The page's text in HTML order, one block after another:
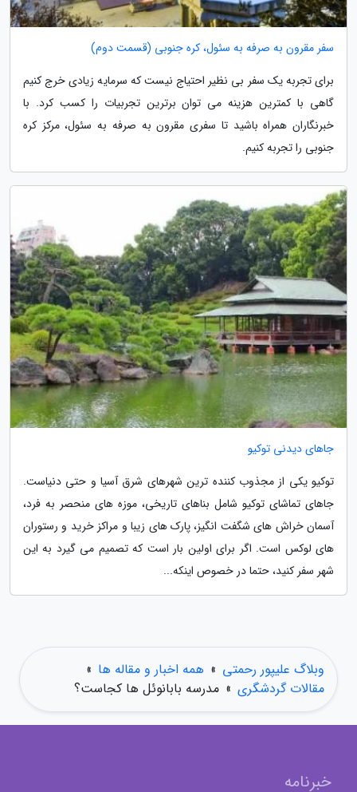
سفر مقرون به صرفه به سئول، کره جنوبی (قسمت دوم)
برای تجربه یک سفر بی نظیر احتیاج نیست که سرمایه زیادی خرج کنیم
گاهی با کمترین هزینه می توان برترین تجربیات را کسب کرد. با
خبرنگاران همراه باشید تا سفری مقرون به صرفه به سئول، مرکز کره
جنوبی را تجربه کنیم.
جاهای دیدنی توکیو
توکیو یکی از مجذوب کننده ترین شهرهای شرق آسیا و حتی دنیاست.
جاهای تماشای توکیو شامل بناهای تاریخی، موزه های منحصر به فرد،
آسمان خراش های شگفت انگیز، پارک های زیبا و مراکز خرید و رستوران
های لوکس است. اگر برای اولین بار است که تصمیم می گیرد به این
شهر سفر کنید، حتما در خصوص اینکه...
وبلاگ علیپور رحمتی » همه اخبار و مقاله ها »
مقالات گردشگری » مدرسه بابانوئل ها کجاست؟
خبرنامه